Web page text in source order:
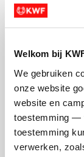
Welkom bij
We gebruiken
onze website
website en
toestemming —
toestemming
verwerken,